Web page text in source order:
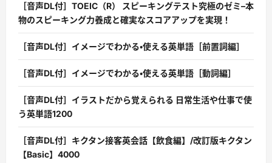
［音声DL付］TOEIC（R） スピーキングテスト究極のゼミ–本
物のスピーキング力養成と確実なスコアアップを実現！
［音声DL付］イメージでわかる・使える英単語［前置詞編］
［音声DL付］イメージでわかる・使える英単語［動詞編］
［音声DL付］イラストだから覚えられる 日常生活や仕事で使
う英単語1200
［音声DL付］キクタン接客英会話【飲食編】/改訂版キクタン
【Basic】4000